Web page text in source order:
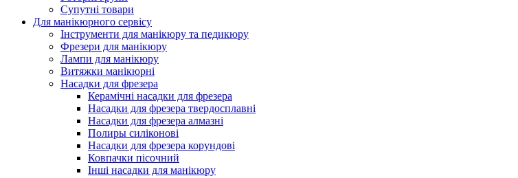
Супутні товари
Для манікюрного сервісу
Інструменти для манікюру та педикюру
Фрезери для манікюру
Лампи для манікюру
Витяжки манікюрні
Насадки для фрезера
Керамічні насадки для фрезера
Насадки для фрезера твердосплавні
Насадки для фрезера алмазні
Полиры силіконові
Насадки для фрезера корундові
Ковпачки пісочний
Інші насадки для манікюру